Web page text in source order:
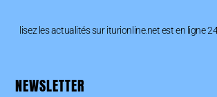
lisez les actualités sur iturionline.net est en ligne
NEWSLETTER